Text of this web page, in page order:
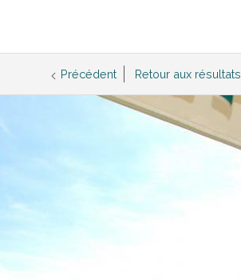
Précédent Retour aux résultats